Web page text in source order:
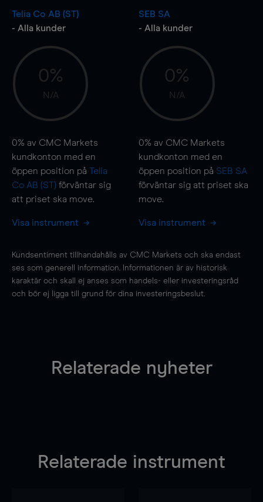
Telia Co AB (ST)
- Alla kunder
0%
N/A
0% av CMC Markets
kundkonton med en
öppen position på Telia
Co AB (ST) förväntar sig
att priset ska move.
Visa instrument
SEB SA
- Alla kunder
0%
N/A
0% av CMC Markets
kundkonton med en
öppen position på SEB SA
förväntar sig att priset ska
move.
Visa instrument
Kundsentiment tillhandahålls av CMC Markets och ska endast
ses som generell information. Informationen är av historisk
karaktär och skall ej anses som handels- eller investeringsråd
och bör ej ligga till grund för dina investeringsbeslut.
Relaterade nyheter
Relaterade instrument